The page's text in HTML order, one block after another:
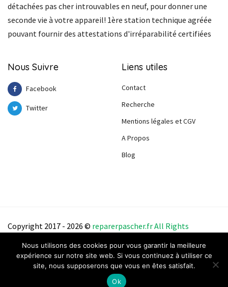
détachées pas cher introuvables en neuf, pour donner une
seconde vie à votre appareil! 1ère station technique agréée
pouvant fournir des attestations d'irréparabilité certifiées
Nous Suivre
Facebook
Twitter
Liens utiles
Contact
Recherche
Mentions légales et CGV
A Propos
Blog
Copyright 2017 - 2026 © reparerpascher.frAll Rights
Nous utilisons des cookies pour vous garantir la meilleure
expérience sur notre site web. Si vous continuez à utiliser ce
site, nous supposerons que vous en êtes satisfait.
Ok